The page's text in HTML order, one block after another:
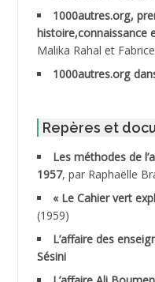
ABDESSLEM Ahmed
ABDOUDOU
ABID Mohamed
ABNOUN Salah
ACHACHE M.*
ACHLAF Ali
1000autres.org,
histoire,connaissance
Malika Rahal et
1000autres.org
Repères et
Les méthodes de
1957, par Raphaëlle
« Le Cahier vert
(1959)
L’affaire des
Sésini